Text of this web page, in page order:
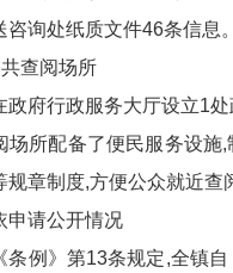
咨询处纸质文件46条信息。
查阅场所
行政服务大厅设立1处
场所配备了便民服务设施,
规章制度,方便公众就近查
请公开情况
》第13条规定,全镇自